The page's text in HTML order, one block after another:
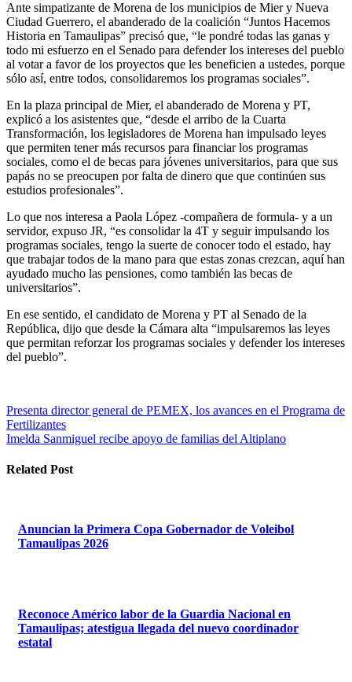
Ante simpatizante de Morena de los municipios de Mier y Nueva
Ciudad Guerrero, el abanderado de la coalición “Juntos Hacemos
Historia en Tamaulipas” precisó que, “le pondré todas las ganas y
todo mi esfuerzo en el Senado para defender los intereses del pueblo
al votar a favor de los proyectos que les beneficien a ustedes, porque
sólo así, entre todos, consolidaremos los programas sociales”.
En la plaza principal de Mier, el abanderado de Morena y PT,
explicó a los asistentes que, “desde el arribo de la Cuarta
Transformación, los legisladores de Morena han impulsado leyes
que permiten tener más recursos para financiar los programas
sociales, como el de becas para jóvenes universitarios, para que sus
papás no se preocupen por falta de dinero que que continúen sus
estudios profesionales”.
Lo que nos interesa a Paola López -compañera de formula- y a un
servidor, expuso JR, “es consolidar la 4T y seguir impulsando los
programas sociales, tengo la suerte de conocer todo el estado, hay
que trabajar todos de la mano para que estas zonas crezcan, aquí han
ayudado mucho las pensiones, como también las becas de
universitarios”.
En ese sentido, el candidato de Morena y PT al Senado de la
República, dijo que desde la Cámara alta “impulsaremos las leyes
que permitan reforzar los programas sociales y defender los intereses
del pueblo”.
Navegación
de
Presenta director general de PEMEX, los avances en el Programa de
Fertilizantes
Imelda Sanmiguel recibe apoyo de familias del Altiplano
Related Post
Anuncian la Primera Copa Gobernador de Voleibol
Tamaulipas 2026
Reconoce Américo labor de la Guardia Nacional en
Tamaulipas; atestigua llegada del nuevo coordinador
estatal